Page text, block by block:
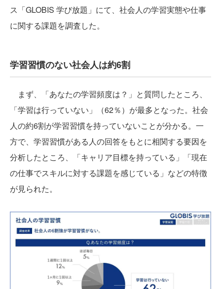
ス「GLOBIS 学び放題」にて、社会人の学習実態や仕事
に関する課題を調査した。
学習習慣のない社会人は約6割
まず、「あなたの学習頻度は？」と質問したところ、
「学習は行っていない」（62％）が最多となった。社会
人の約6割が学習習慣を持っていないことが分かる。一
方で、学習習慣がある人の回答をもとに相関する要因を
分析したところ、「キャリア目標を持っている」「現在
の仕事でスキルに対する課題を感じている」などの特徴
が見られた。